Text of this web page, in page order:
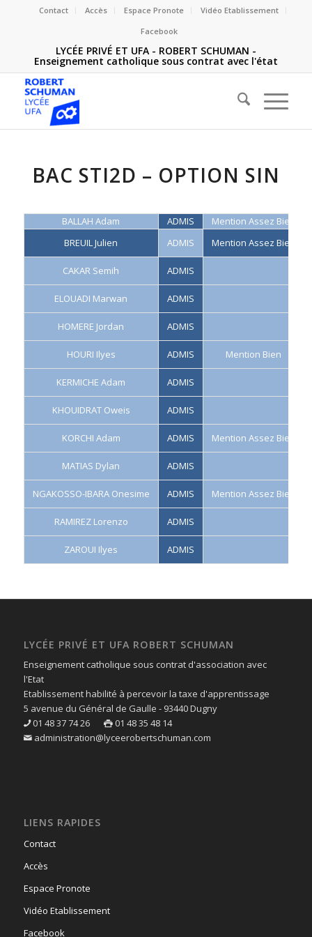
Contact Accès Espace Pronote
Vidéo Etablissement
Facebook
LYCÉE PRIVÉ ET UFA - ROBERT SCHUMAN -
Enseignement catholique sous contrat avec l'état
BAC STI2D – OPTION SIN
BALLAH Adam ADMIS
Mention Assez Bien
BREUIL Julien
ADMIS Mention Assez Bien
CAKAR Semih ADMIS
ELOUADI Marwan ADMIS
HOMERE Jordan ADMIS
HOURI Ilyes ADMIS Mention Bien
KERMICHE Adam ADMIS
KHOUIDRAT Oweis ADMIS
KORCHI Adam ADMIS Mention Assez Bien
MATIAS Dylan ADMIS
NGAKOSSO-IBARA Onesime ADMIS Mention Assez Bien
RAMIREZ Lorenzo ADMIS
ZAROUI Ilyes ADMIS
LYCÉE PRIVÉ ET UFA ROBERT SCHUMAN
Enseignement catholique sous contrat d'association avec
l'Etat
Etablissement habilité à percevoir la taxe d'apprentissage
5 avenue du Général de Gaulle - 93440 Dugny
01 48 37 74 26
01 48 35 48 14
administration@lyceerobertschuman.com
LIENS RAPIDES
Contact
Accès
Espace Pronote
Vidéo Etablissement
Facebook